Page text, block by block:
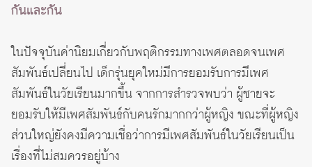
กันและกัน
ในปัจจุบันค่านิยมเกี่ยวกับพฤติกรรมทางเพศตลอดจนเพศ
สัมพันธ์เปลี่ยนไป เด็กรุ่นยุคใหม่มีการยอมรับการมีเพศ
สัมพันธ์ในวัยเรียนมากขึ้น จากการสำรวจพบว่า ผู้ชายจะ
ยอมรับให้มีเพศสัมพันธ์กับคนรักมากกว่าผู้หญิง ขณะที่ผู้หญิง
ส่วนใหญ่ยังคงมีความเชื่อว่าการมีเพศสัมพันธ์ในวัยเรียนเป็น
เรื่องที่ไม่สมควรอยู่บ้าง